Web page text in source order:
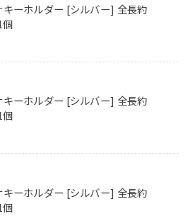
キーホルダー [シルバー] 全長約
キーホルダー [シルバー] 全長約
キーホルダー [シルバー] 全長約